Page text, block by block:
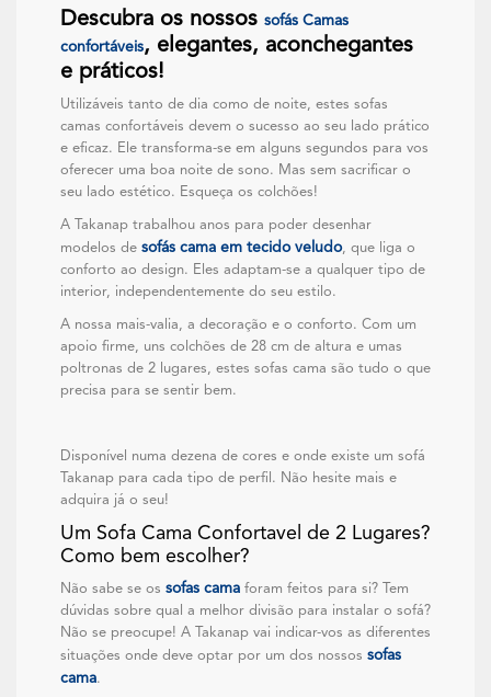
Descubra os nossos sofás Camas
confortáveis, elegantes, aconchegantes
e práticos!
Utilizáveis tanto de dia como de noite, estes sofas
camas confortáveis devem o sucesso ao seu lado prático
e eficaz. Ele transforma-se em alguns segundos para vos
oferecer uma boa noite de sono. Mas sem sacrificar o
seu lado estético. Esqueça os colchões!
A Takanap trabalhou anos para poder desenhar
modelos de sofás cama em tecido veludo, que liga o
conforto ao design. Eles adaptam-se a qualquer tipo de
interior, independentemente do seu estilo.
A nossa mais-valia, a decoração e o conforto. Com um
apoio firme, uns colchões de 28 cm de altura e umas
poltronas de 2 lugares, estes sofas cama são tudo o que
precisa para se sentir bem.
Disponível numa dezena de cores e onde existe um sofá
Takanap para cada tipo de perfil. Não hesite mais e
adquira já o seu!
Um Sofa Cama Confortavel de 2 Lugares?
Como bem escolher?
Não sabe se os sofas cama foram feitos para si? Tem
dúvidas sobre qual a melhor divisão para instalar o sofá?
Não se preocupe! A Takanap vai indicar-vos as diferentes
situações onde deve optar por um dos nossos sofas
cama.